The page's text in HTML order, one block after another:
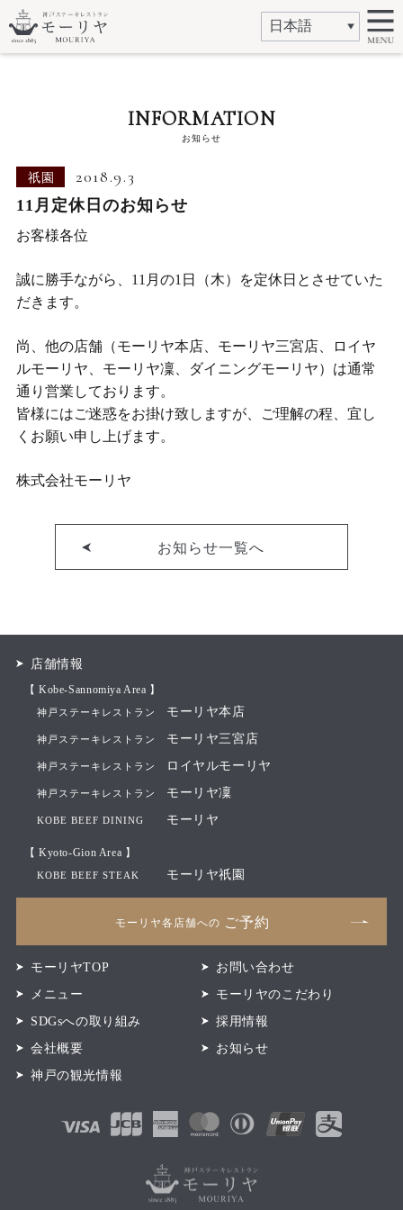
INFORMATION
お知らせ
祇園 2018.9.3
11月定休日のお知らせ
お客様各位
誠に勝手ながら、11月の1日（木）を定休日とさせていた
だきます。
尚、他の店舗（モーリヤ本店、モーリヤ三宮店、ロイヤ
ルモーリヤ、モーリヤ凜、ダイニングモーリヤ）は通常
通り営業しております。
皆様にはご迷惑をお掛け致しますが、ご理解の程、宜し
くお願い申し上げます。
株式会社モーリヤ
お知らせ一覧へ
店舗情報
【 Kobe-Sannomiya Area 】
神戸ステーキレストラン モーリヤ本店
神戸ステーキレストラン モーリヤ三宮店
神戸ステーキレストラン ロイヤルモーリヤ
神戸ステーキレストラン モーリヤ凜
KOBE BEEF DINING モーリヤ
【 Kyoto-Gion Area 】
KOBE BEEF STEAK モーリヤ祇園
モーリヤ各店舗への ご予約
モーリヤTOP
お問い合わせ
メニュー
モーリヤのこだわり
SDGsへの取り組み
採用情報
会社概要
お知らせ
神戸の観光情報